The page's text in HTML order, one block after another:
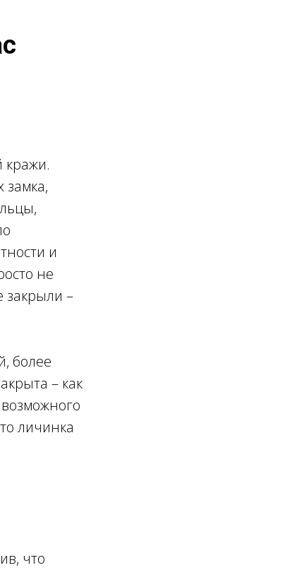
кражи.
замка,
и
не
закрыли –
более
– как
личинка
что